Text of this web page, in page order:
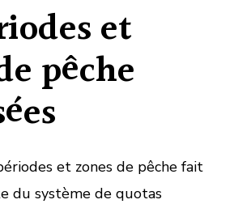
et
pêche
et zones de pêche fait
du système de quotas